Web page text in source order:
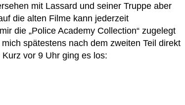
mit Lassard und seiner Truppe aber
die alten Filme kann jederzeit
die „Police Academy Collection“ zugelegt
spätestens nach dem zweiten Teil direkt
vor 9 Uhr ging es los: